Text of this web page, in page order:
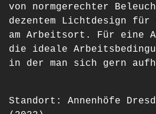
von normgerechter
dezentem Lichtdesign für
am Arbeitsort. Für eine
die ideale
in der man sich gern
Standort: Annenhöfe